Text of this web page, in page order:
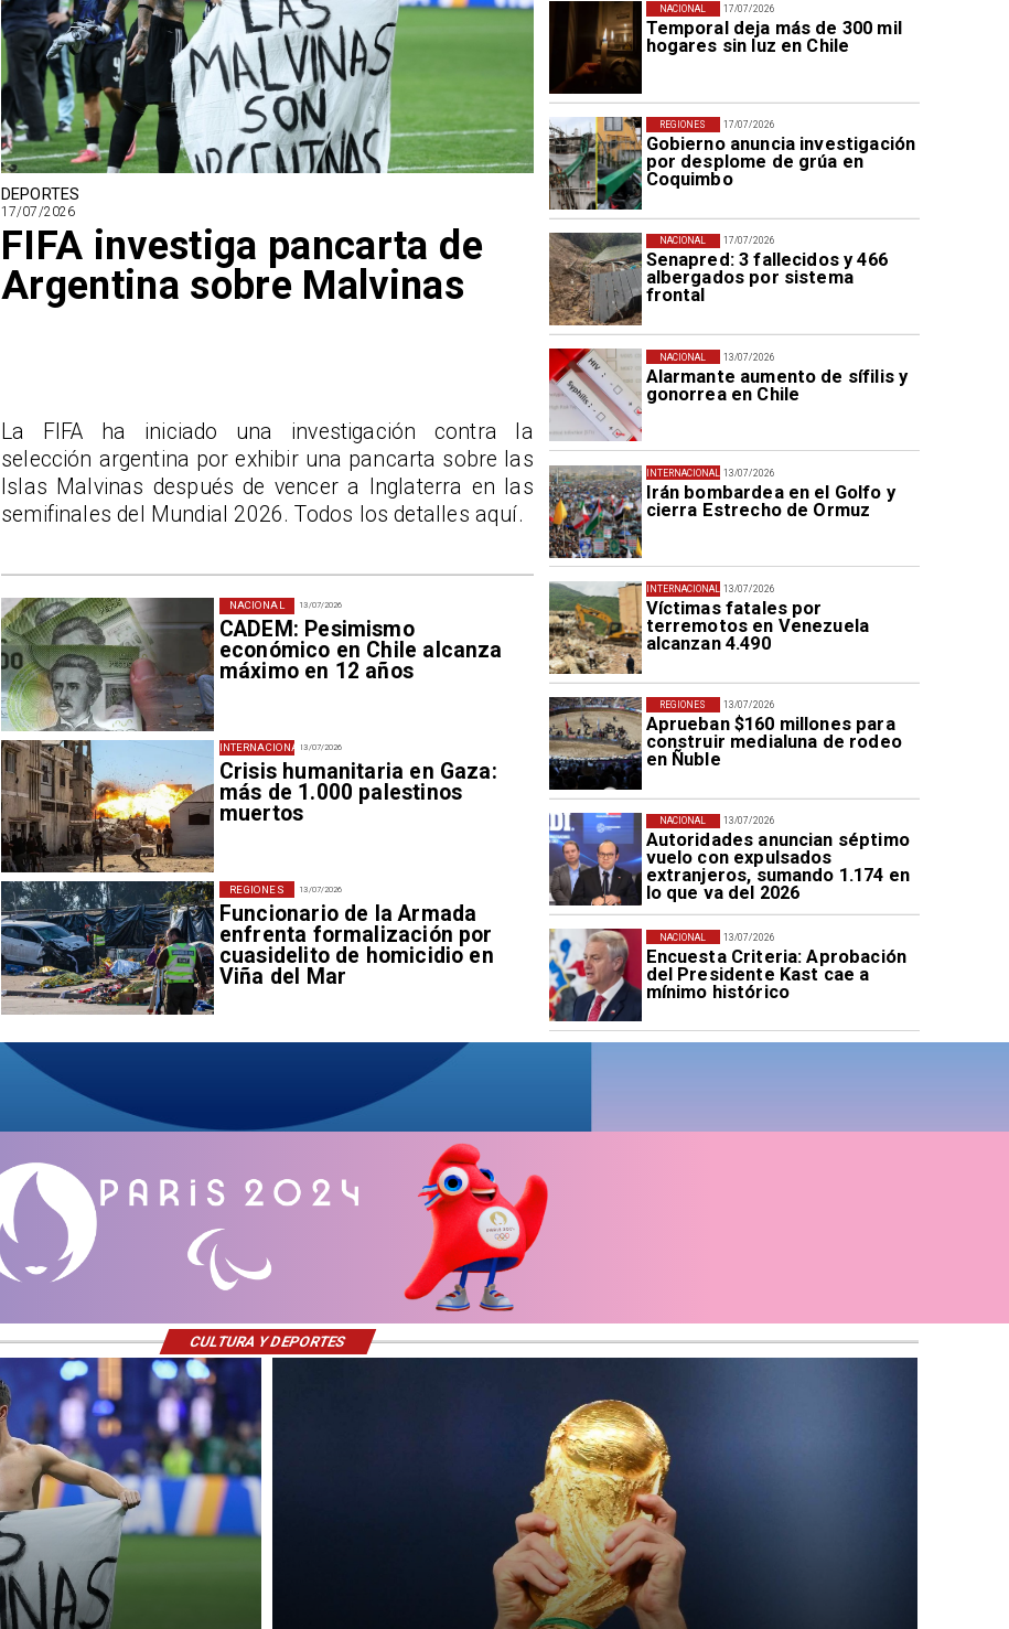
17/07/2026
Temporal deja más de 300 mil
hogares sin luz en Chile
NACIONAL
17/07/2026
Gobierno anuncia investigación
por desplome de grúa en
Coquimbo
REGIONES
17/07/2026
Senapred: 3 fallecidos y 466
albergados por sistema
frontal
NACIONAL
13/07/2026
Alarmante aumento de sífilis y
gonorrea en Chile
NACIONAL
13/07/2026
Irán bombardea en el Golfo y
cierra Estrecho de Ormuz
INTERNACIONAL
13/07/2026
Víctimas fatales por
terremotos en Venezuela
alcanzan 4.490
INTERNACIONAL
13/07/2026
Aprueban $160 millones para
construir medialuna de rodeo
en Ñuble
REGIONES
13/07/2026
Autoridades anuncian séptimo
vuelo con expulsados
extranjeros, sumando 1.174 en
lo que va del 2026
NACIONAL
13/07/2026
Encuesta Criteria: Aprobación
del Presidente Kast cae a
mínimo histórico
NACIONAL
13/07/2026
CADEM: Pesimismo
económico en Chile alcanza
máximo en 12 años
NACIONAL
13/07/2026
Crisis humanitaria en Gaza:
más de 1.000 palestinos
muertos
INTERNACIONAL
13/07/2026
Funcionario de la Armada
enfrenta formalización por
cuasidelito de homicidio en
Viña del Mar
REGIONES
DEPORTES
17/07/2026
FIFA investiga pancarta de
Argentina sobre Malvinas
La FIFA ha iniciado una investigación contra la
selección argentina por exhibir una pancarta sobre las
Islas Malvinas después de vencer a Inglaterra en las
semifinales del Mundial 2026. Todos los detalles aquí.
CULTURA Y DEPORTES